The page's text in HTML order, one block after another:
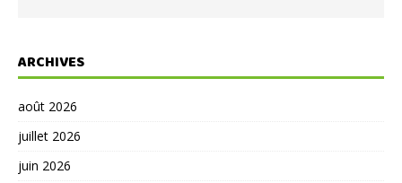
ARCHIVES
août 2026
juillet 2026
juin 2026